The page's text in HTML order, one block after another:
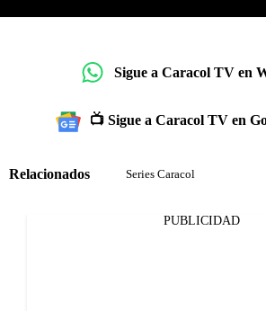
Sigue a Caracol TV en
📺 Sigue a Caracol TV en
Relacionados Series Caracol
PUBLICIDAD